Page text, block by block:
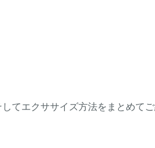
てエクササイズ方法をまとめて